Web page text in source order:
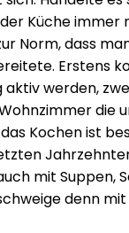
Küche
Norm, dass
Erstens
aktiv werden,
die
das Kochen ist
mit Suppen,
denn mit